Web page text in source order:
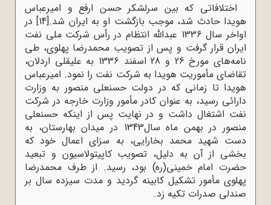
اختلافاتى که بین سرلشکر حسن ارفع و امیرعباس
هویدا حادث شد، موجب بازگشت او به ایران شد.[14]
در
اواخر سال 1336 عبدالله انتظام در رأس شرکت ملى نفت
ایران قرار گرفت و پس از تصویب محمدرضا پهلوى، طى
نامه‌هاى مورخ 26 و 28 اسفند 1336 به علیقلى اردلان،
تقاضاى مأموریت هویدا به شرکت نفت را نمود. امیرعباس
هویدا تا زمانى که در دولت حسنعلى منصور به وزارت
دارائى رسید، به عنوان کادر مأمور وزارت خارجه در شرکت
نفت اشتغال داشت و در نهایت پس از اینکه حسنعلى
منصور در بهمن ماه سال1343 در میدان بهارستان، به
دست شهید محمد بخارایى، به سزاى اعمال خود که
بخشى از آن به دلیل، تصویب کاپیتولاسیون و تبعید
حضرت امام خمینى(ره) بود، رسید. از طرف محمدرضا
پهلوى مأمور تشکیل کابینه گردید و مدت سیزده سال بر
صندلى صدرات تکیه زد.